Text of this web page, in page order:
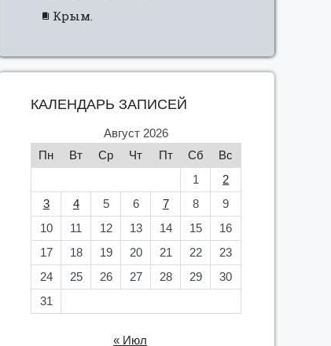
Крым.
КАЛЕНДАРЬ ЗАПИСЕЙ
Август 2026
Пн
Вт Ср Чт Пт Сб
Вс
1
2
3
4 5 6 7 8
9
10
11 12 13 14 15
16
17
18 19 20 21 22
23
24
25 26 27 28 29
30
31
« Июл